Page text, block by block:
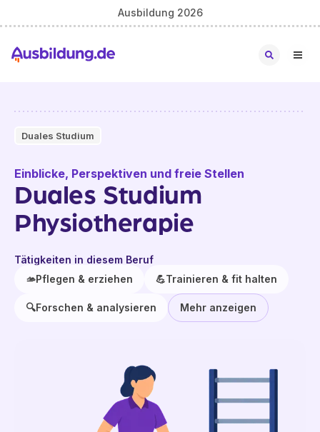
Ausbildung 2026
Duales Studium
Einblicke, Perspektiven und freie Stellen
Duales Studium
Physiotherapie
Tätigkeiten in diesem Beruf
🫴Pflegen & erziehen 💪Trainieren & fit halten
🔍Forschen & analysieren Mehr anzeigen